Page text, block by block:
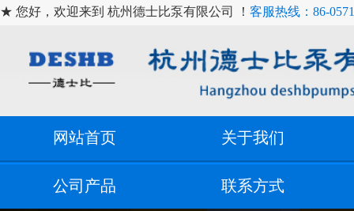
★ 您好，欢迎来到 杭州德士比泵有限公司 ！ 客服热线：86-
网站首页 关于我们
公司产品 联系方式